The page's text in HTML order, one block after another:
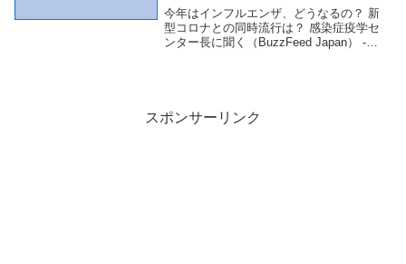
（BuzzFeed Japan） – Yahoo!ニ
ュース – Yahoo!ニュース
今年はインフルエンザ、どうなるの？ 新
型コロナとの同時流行は？ 感染症疫学セ
ンター長に聞く（BuzzFeed Japan） -
スポンサーリンク